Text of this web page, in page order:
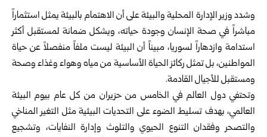
وشدد وزير الإدارة المحلية والبيئة على أن الاهتمام بالبيئة يمثل استثماراً
‏مباشراً في صحة الإنسان وجودة حياته، ويشكل ضمانة لمستقبل أكثر
‏استدامة وازدهاراً لسوريا، مبيناً أن البيئة ليست ملفاً منفصلاً عن حياة
‏المواطنين، بل تمثل ركائز الحياة الأساسية من مياه وهواء وغذاء وصحة
‏ومستقبل للأجيال القادمة.‏
‏وتحتفي دول العالم في الخامس من حزيران من كل عام بيوم البيئة
العالمي، ‏بهدف تسليط الضوء على التحديات البيئية مثل التغير المناخي
والتصحر ‏وفقدان التنوع الحيوي والتلوث وإدارة النفايات، وتشجيع